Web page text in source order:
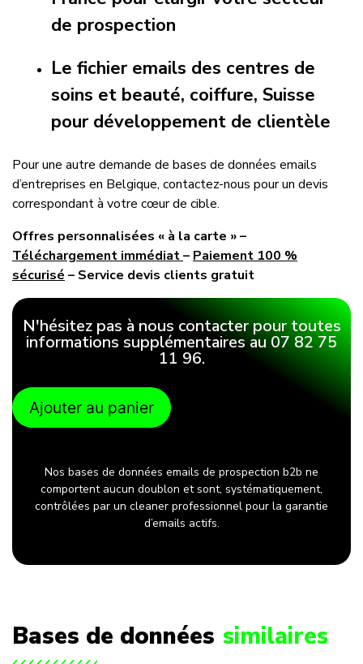
de prospection
Le fichier emails des centres de
soins et beauté, coiffure, Suisse
pour développement de clientèle
Pour une autre demande de bases de données emails
d’entreprises en Belgique, contactez-nous pour un devis
correspondant à votre cœur de cible.
Offres personnalisées « à la carte » –
Téléchargement immédiat– Paiement 100 %
sécurisé – Service devis clients gratuit
N'hésitez pas à nous contacter pour toutes
informations supplémentaires au 07 82 75
11 96.
Ajouter au panier
Nos bases de données emails de prospection b2b ne
comportent aucun doublon et sont, systématiquement,
contrôlées par un cleaner professionnel pour la garantie
d’emails actifs.
Bases de données similaires